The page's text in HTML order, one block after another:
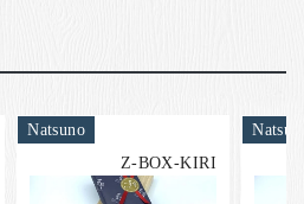
Natsuno
Z-BOX-KIRI